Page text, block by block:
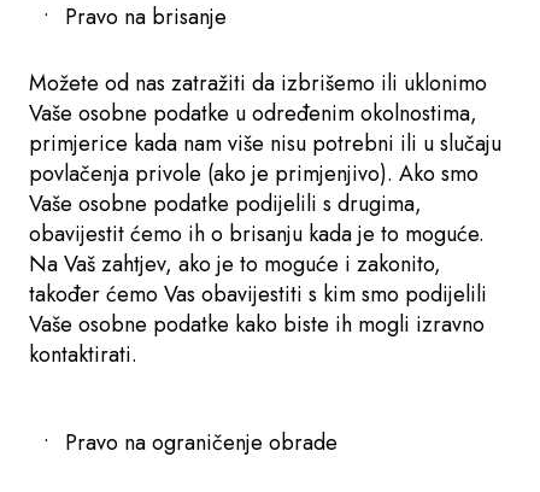
Pravo na brisanje
Možete od nas zatražiti da izbrišemo ili uklonimo
Vaše osobne podatke u određenim okolnostima,
primjerice kada nam više nisu potrebni ili u slučaju
povlačenja privole (ako je primjenjivo). Ako smo
Vaše osobne podatke podijelili s drugima,
obavijestit ćemo ih o brisanju kada je to moguće.
Na Vaš zahtjev, ako je to moguće i zakonito,
također ćemo Vas obavijestiti s kim smo podijelili
Vaše osobne podatke kako biste ih mogli izravno
kontaktirati.
Pravo na ograničenje obrade